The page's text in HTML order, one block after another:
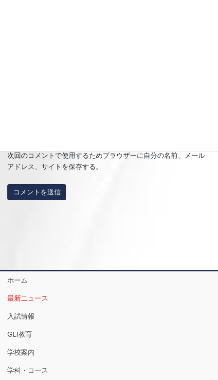
次回のコメントで使用するためブラウザーに自分の名前、メール
アドレス、サイトを保存する。
ホーム
最新ニュース
入試情報
GLI教育
学校案内
学科・コース